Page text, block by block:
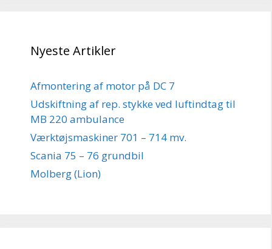
Nyeste Artikler
Afmontering af motor på DC 7
Udskiftning af rep. stykke ved luftindtag til
MB 220 ambulance
Værktøjsmaskiner 701 – 714 mv.
Scania 75 – 76 grundbil
Molberg (Lion)